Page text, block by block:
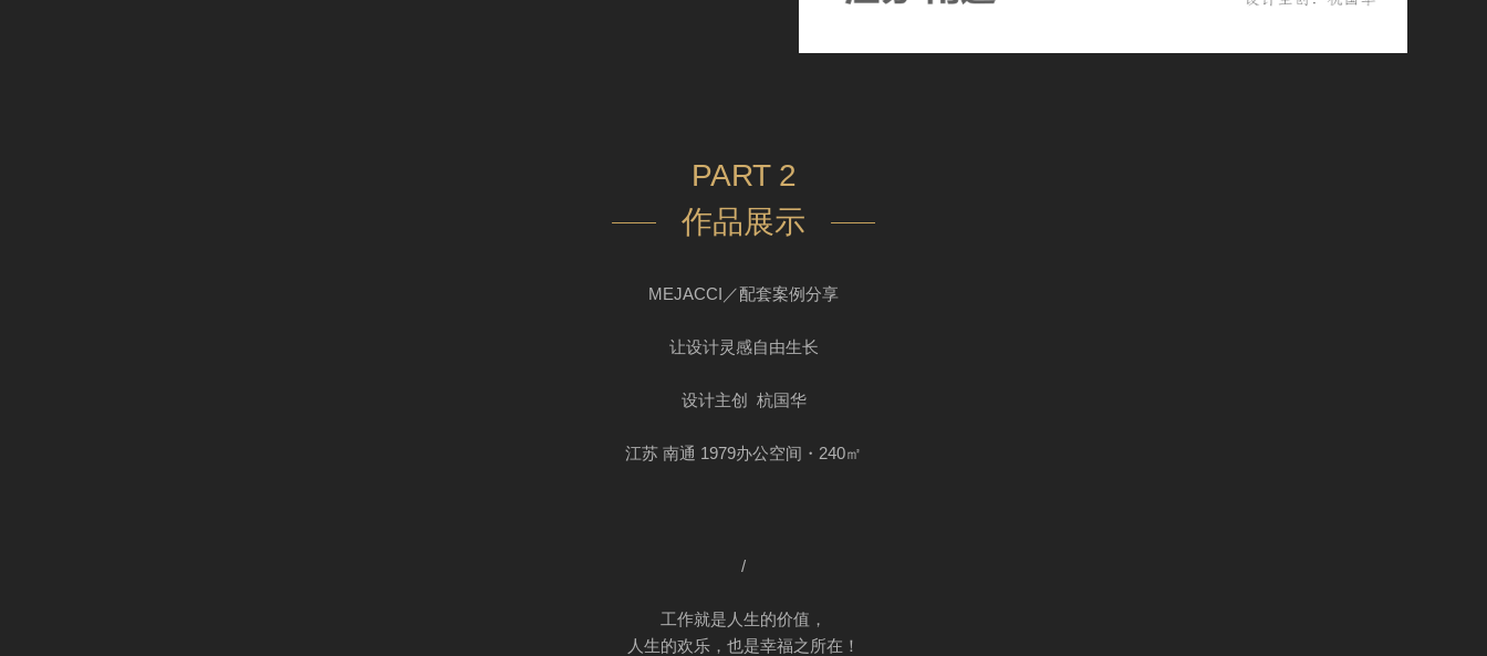
PART 2
作品展示
MEJACCI／配套案例分享
让设计灵感自由生长
设计主创 杭国华
江苏 南通 1979办公空间・240㎡
/
工作就是人生的价值，
人生的欢乐，也是幸福之所在！